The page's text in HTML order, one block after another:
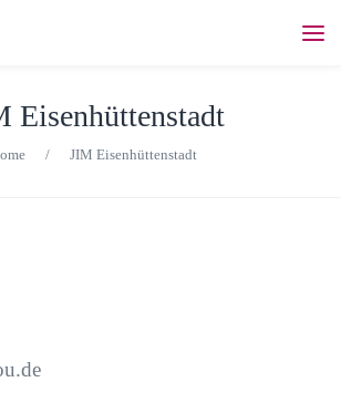
Eisenhüttenstadt
/ JIM Eisenhüttenstadt